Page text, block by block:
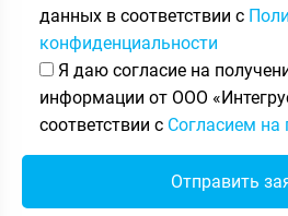
данных в соответствии с
конфиденциальности
Я даю согласие на
информации от ООО
соответствии с Согласием на